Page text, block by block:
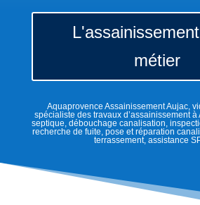
métier
Aquaprovence Assainissement Aujac,
spécialiste des travaux d’assainissement
septique, débouchage canalisation,
recherche de fuite, pose et réparation
terrassement, assistance